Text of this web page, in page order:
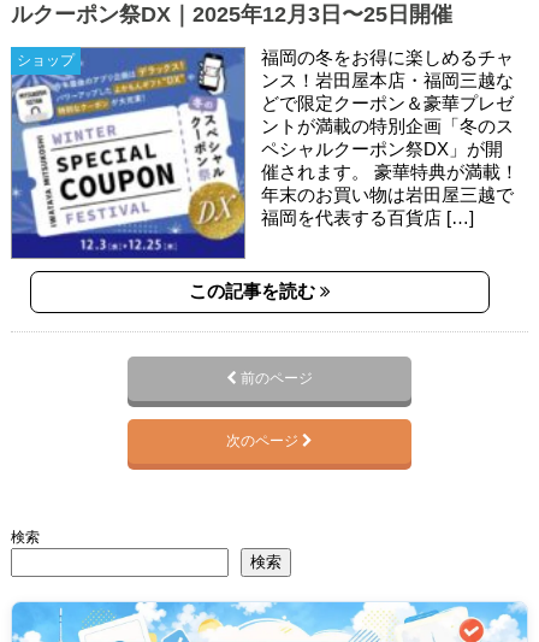
ショップ
ルクーポン祭DX｜2025年12月3日〜25日開催
福岡の冬をお得に楽しめるチャ
ンス！岩田屋本店・福岡三越な
どで限定クーポン＆豪華プレゼ
ントが満載の特別企画「冬のス
ペシャルクーポン祭DX」が開
催されます。 豪華特典が満載！
年末のお買い物は岩田屋三越で
福岡を代表する百貨店 […]
この記事を読む
前のページ
次のページ
検索
検索